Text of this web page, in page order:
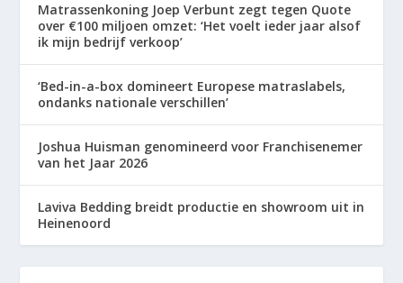
Matrassenkoning Joep Verbunt zegt tegen Quote
over €100 miljoen omzet: ‘Het voelt ieder jaar alsof
ik mijn bedrijf verkoop’
‘Bed-in-a-box domineert Europese matraslabels,
ondanks nationale verschillen’
Joshua Huisman genomineerd voor Franchisenemer
van het Jaar 2026
Laviva Bedding breidt productie en showroom uit in
Heinenoord